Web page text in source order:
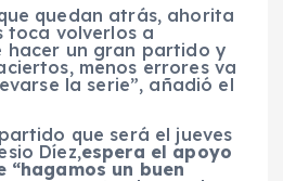
quedan atrás, ahorita
toca volverlos a
hacer un gran partido y
menos errores va
la serie”, añadió el
que será el jueves
Díez,espera el apoyo
un buen